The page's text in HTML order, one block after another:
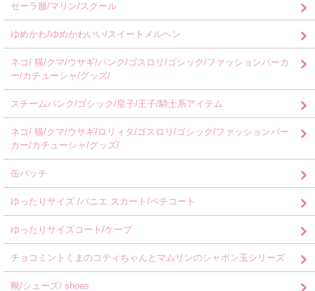
セーラ服/マリン/スクール
ゆめかわ/ゆめかわいい/スイートメルヘン
ネコ/ 猫/クマ/ウサギ/パンク/ゴスロリ/ゴシック/ファッションパーカ
ー/カチューシャ/グッズ/
スチームパンク/ゴシック/皇子/王子/騎士系アイテム
ネコ/ 猫/クマ/ウサギ/ロリィタ/ゴスロリ/ゴシック/ファッションパー
カー/カチューシャ/グッズ/
缶バッチ
ゆったりサイズ /パニエ スカート/ペチコート
ゆったりサイズコート/ケープ
チョコミントくまのコティちゃんとマムリンのシャボン玉シリーズ
靴/シューズ/ shoes